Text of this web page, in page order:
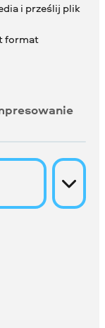
i prześlij plik
format